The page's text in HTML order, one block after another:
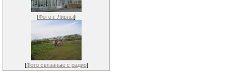
[Фото г. Ливны]
[Фото связаные с радио]